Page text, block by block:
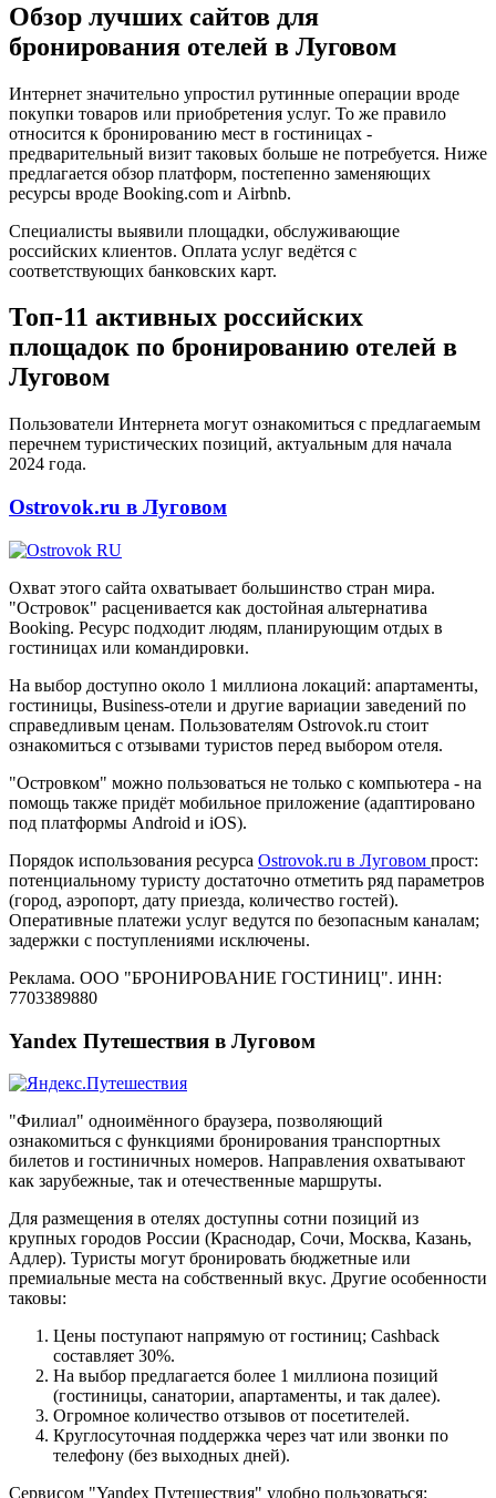
Обзор лучших сайтов для
бронирования отелей в Луговом
Интернет значительно упростил рутинные операции вроде
покупки товаров или приобретения услуг. То же правило
относится к бронированию мест в гостиницах -
предварительный визит таковых больше не потребуется. Ниже
предлагается обзор платформ, постепенно заменяющих
ресурсы вроде Booking.com и Airbnb.
Специалисты выявили площадки, обслуживающие
российских клиентов. Оплата услуг ведётся с
соответствующих банковских карт.
Топ-11 активных российских
площадок по бронированию отелей в
Луговом
Пользователи Интернета могут ознакомиться с предлагаемым
перечнем туристических позиций, актуальным для начала
2024 года.
Ostrovok.ru в Луговом
Охват этого сайта охватывает большинство стран мира.
"Островок" расценивается как достойная альтернатива
Booking. Ресурс подходит людям, планирующим отдых в
гостиницах или командировки.
На выбор доступно около 1 миллиона локаций: апартаменты,
гостиницы, Business-отели и другие вариации заведений по
справедливым ценам. Пользователям Ostrovok.ru стоит
ознакомиться с отзывами туристов перед выбором отеля.
"Островком" можно пользоваться не только с компьютера - на
помощь также придёт мобильное приложение (адаптировано
под платформы Android и iOS).
Порядок использования ресурса Ostrovok.ru в Луговом прост:
потенциальному туристу достаточно отметить ряд параметров
(город, аэропорт, дату приезда, количество гостей).
Оперативные платежи услуг ведутся по безопасным каналам;
задержки с поступлениями исключены.
Реклама. ООО "БРОНИРОВАНИЕ ГОСТИНИЦ". ИНН:
7703389880
Yandex Путешествия в Луговом
"Филиал" одноимённого браузера, позволяющий
ознакомиться с функциями бронирования транспортных
билетов и гостиничных номеров. Направления охватывают
как зарубежные, так и отечественные маршруты.
Для размещения в отелях доступны сотни позиций из
крупных городов России (Краснодар, Сочи, Москва, Казань,
Адлер). Туристы могут бронировать бюджетные или
премиальные места на собственный вкус. Другие особенности
таковы:
Цены поступают напрямую от гостиниц; Cashback
составляет 30%.
На выбор предлагается более 1 миллиона позиций
(гостиницы, санатории, апартаменты, и так далее).
Огромное количество отзывов от посетителей.
Круглосуточная поддержка через чат или звонки по
телефону (без выходных дней).
Сервисом "Yandex Путешествия" удобно пользоваться: